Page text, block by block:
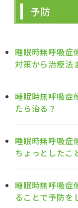
予防
睡眠時無呼吸症
対策から治療法
睡眠時無呼吸症
たら治る？
睡眠時無呼吸症
ちょっとしたこ
睡眠時無呼吸症
ることで予防を